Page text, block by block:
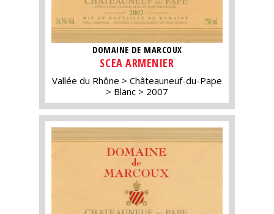
DOMAINE DE MARCOUX
SCEA ARMENIER
Vallée du Rhône
Châteauneuf-du-Pape
Blanc
2007